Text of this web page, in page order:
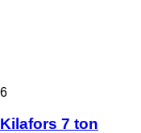
6
Kilafors 7 ton